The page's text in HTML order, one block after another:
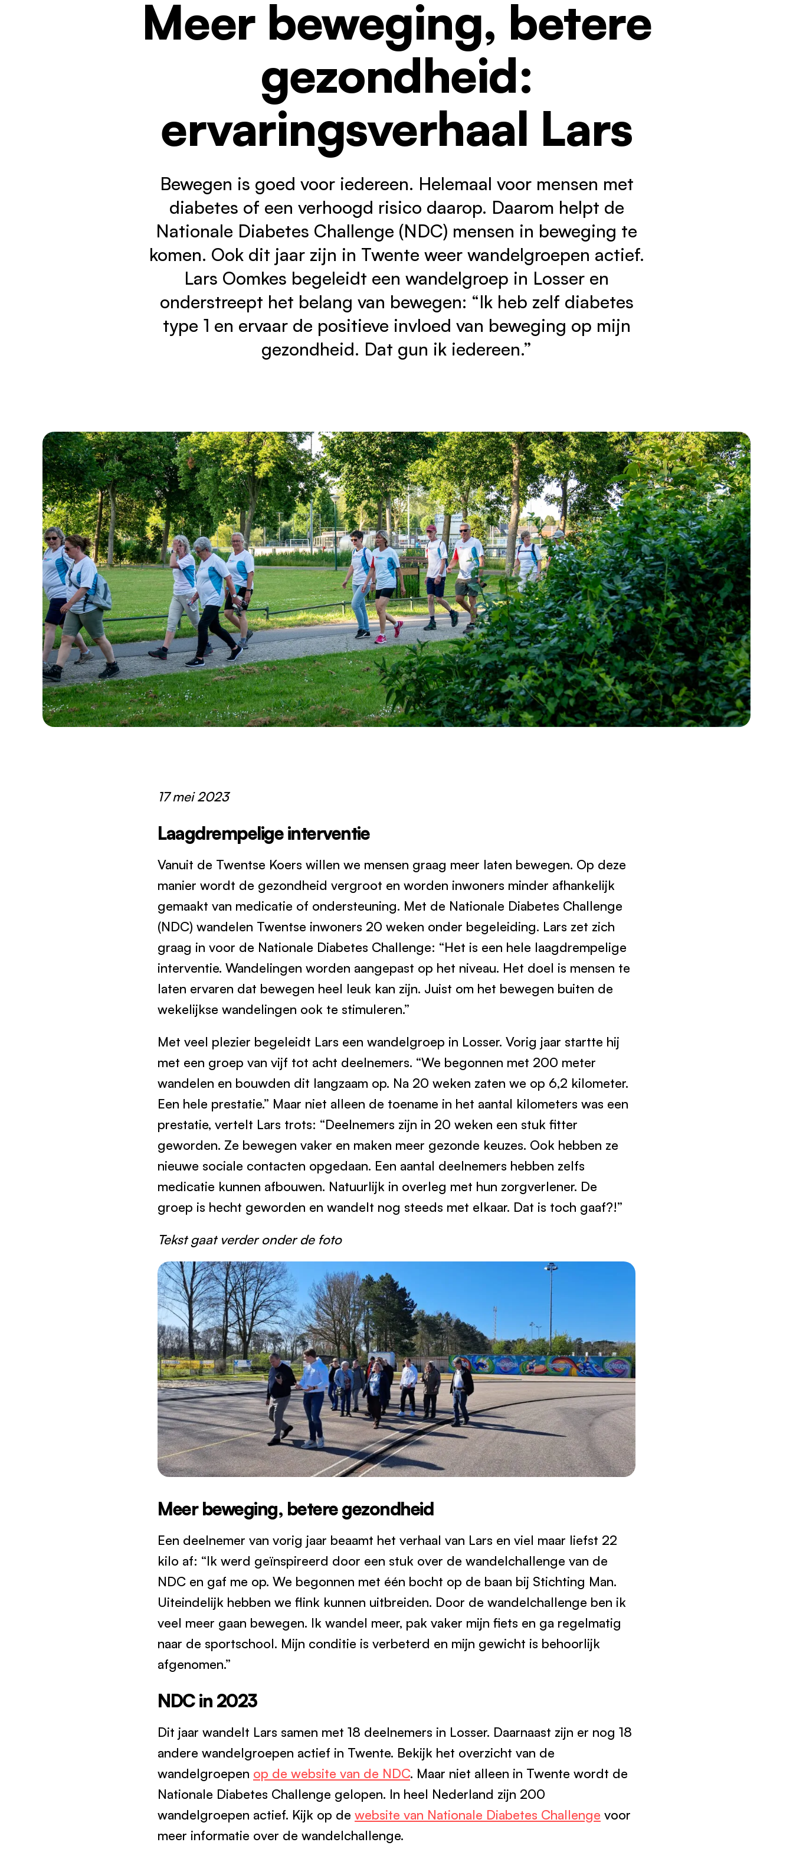
Voor partners
Jeugd
Meer beweging, betere
gezondheid:
ervaringsverhaal Lars
Bewegen is goed voor iedereen. Helemaal voor mensen met
diabetes of een verhoogd risico daarop. Daarom helpt de
Nationale Diabetes Challenge (NDC) mensen in beweging te
komen. Ook dit jaar zijn in Twente weer wandelgroepen actief.
Lars Oomkes begeleidt een wandelgroep in Losser en
onderstreept het belang van bewegen: “Ik heb zelf diabetes
type 1 en ervaar de positieve invloed van beweging op mijn
gezondheid. Dat gun ik iedereen.”
17 mei 2023
Laagdrempelige interventie
Vanuit de Twentse Koers willen we mensen graag meer laten bewegen. Op deze
manier wordt de gezondheid vergroot en worden inwoners minder afhankelijk
gemaakt van medicatie of ondersteuning. Met de Nationale Diabetes Challenge
(NDC) wandelen Twentse inwoners 20 weken onder begeleiding. Lars zet zich
graag in voor de Nationale Diabetes Challenge: “Het is een hele laagdrempelige
interventie. Wandelingen worden aangepast op het niveau. Het doel is mensen te
laten ervaren dat bewegen heel leuk kan zijn. Juist om het bewegen buiten de
wekelijkse wandelingen ook te stimuleren.”
Met veel plezier begeleidt Lars een wandelgroep in Losser. Vorig jaar startte hij
met een groep van vijf tot acht deelnemers. “We begonnen met 200 meter
wandelen en bouwden dit langzaam op. Na 20 weken zaten we op 6,2 kilometer.
Een hele prestatie.” Maar niet alleen de toename in het aantal kilometers was een
prestatie, vertelt Lars trots: “Deelnemers zijn in 20 weken een stuk fitter
geworden. Ze bewegen vaker en maken meer gezonde keuzes. Ook hebben ze
nieuwe sociale contacten opgedaan. Een aantal deelnemers hebben zelfs
medicatie kunnen afbouwen. Natuurlijk in overleg met hun zorgverlener. De
groep is hecht geworden en wandelt nog steeds met elkaar. Dat is toch gaaf?!”
Tekst gaat verder onder de foto
Meer beweging, betere gezondheid
Een deelnemer van vorig jaar beaamt het verhaal van Lars en viel maar liefst 22
kilo af: “Ik werd geïnspireerd door een stuk over de wandelchallenge van de
NDC en gaf me op. We begonnen met één bocht op de baan bij Stichting Man.
Uiteindelijk hebben we flink kunnen uitbreiden. Door de wandelchallenge ben ik
veel meer gaan bewegen. Ik wandel meer, pak vaker mijn fiets en ga regelmatig
naar de sportschool. Mijn conditie is verbeterd en mijn gewicht is behoorlijk
afgenomen.”
NDC in 2023
Dit jaar wandelt Lars samen met 18 deelnemers in Losser. Daarnaast zijn er nog 18
andere wandelgroepen actief in Twente. Bekijk het overzicht van de
wandelgroepen op de website van de NDC. Maar niet alleen in Twente wordt de
Nationale Diabetes Challenge gelopen. In heel Nederland zijn 200
wandelgroepen actief. Kijk op de website van Nationale Diabetes Challenge voor
meer informatie over de wandelchallenge.